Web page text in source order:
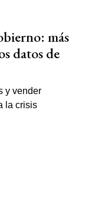
más
datos de